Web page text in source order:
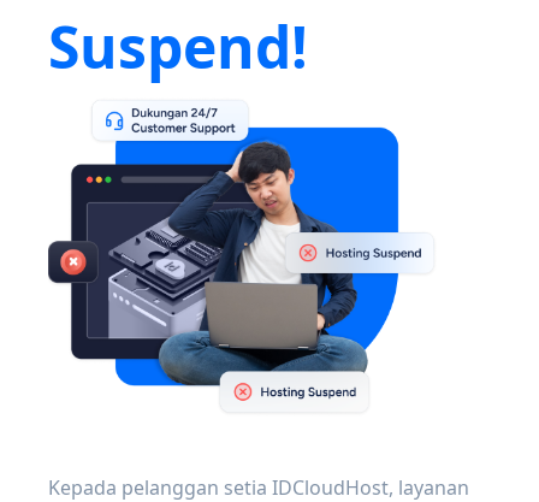
Suspend!
Kepada pelanggan setia IDCloudHost, layanan